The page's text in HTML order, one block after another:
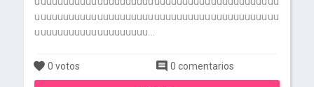
uuuuuuuuuuuuuuuuuuuuuuuuuuuuuuuuuuuuuuuuuuu
uuuuuuuuuuuuuuuuuuuu...
0 votos 0 comentarios